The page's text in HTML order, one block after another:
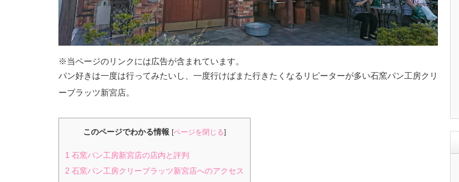
※当ページのリンクには広告が含まれています。
パン好きは一度は行ってみたいし、一度行けばまた行きたくなるリピーターが多い石窯パン工房クリ
ーブラッツ新宮店。
このページでわかる情報 [ページを閉じる]
1 石窯パン工房新宮店の店内と評判
2 石窯パン工房クリーブラッツ新宮店へのアクセス